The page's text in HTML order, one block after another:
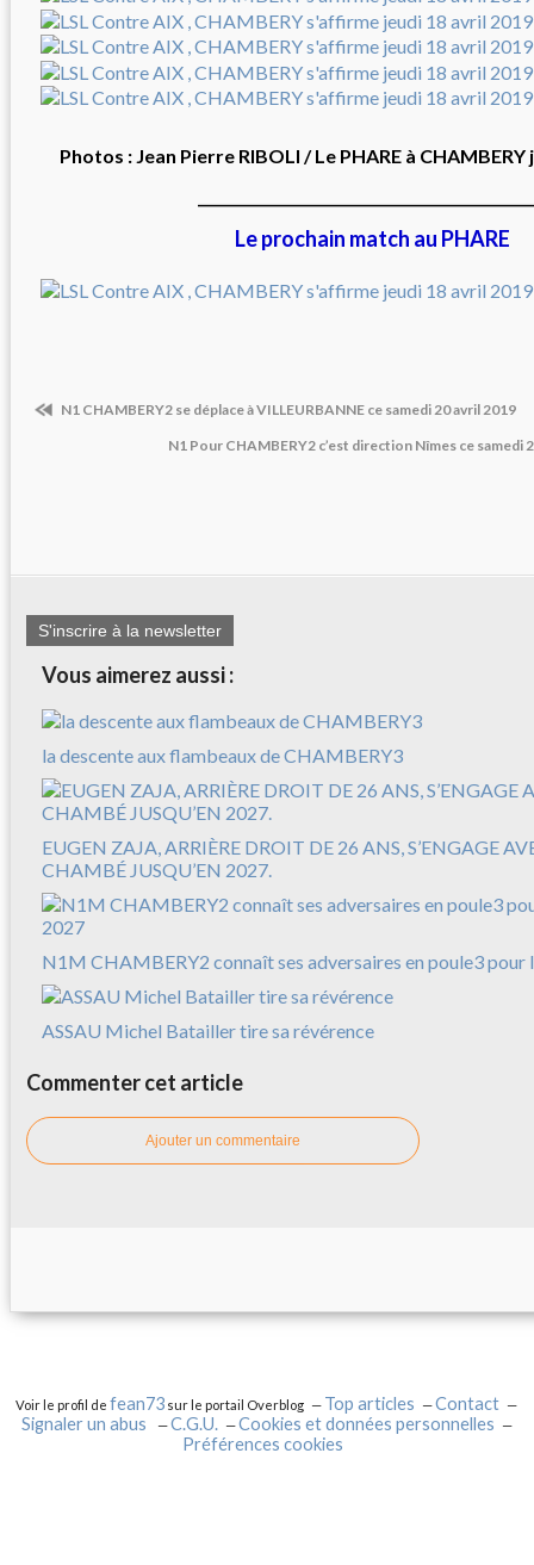
Photos : Jean Pierre RIBOLI / Le PHARE à
Le prochain match au PHARE
N1 CHAMBERY2 se déplace à VILLEURBANNE ce samedi 20 avril 2019
N1 Pour CHAMBERY2 c’est direction Nîmes ce samedi
S'inscrire à la newsletter
Vous aimerez aussi :
la descente aux flambeaux de CHAMBERY3
EUGEN ZAJA, ARRIÈRE DROIT DE 26 ANS, S’ENGAGE
CHAMBÉ JUSQU’EN 2027.
N1M CHAMBERY2 connaît ses adversaires en poule3 pour
ASSAU Michel Batailler tire sa révérence
Commenter cet article
Ajouter un commentaire
Voir le profil defean73 sur le portail Overblog Top articles
Contact
Signaler un abus
C.G.U.
Cookies et données personnelles
Préférences cookies